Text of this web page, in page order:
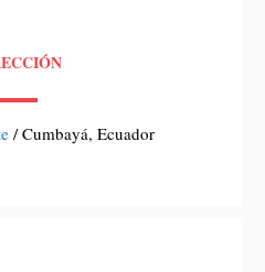
/ Cumbayá, Ecuador